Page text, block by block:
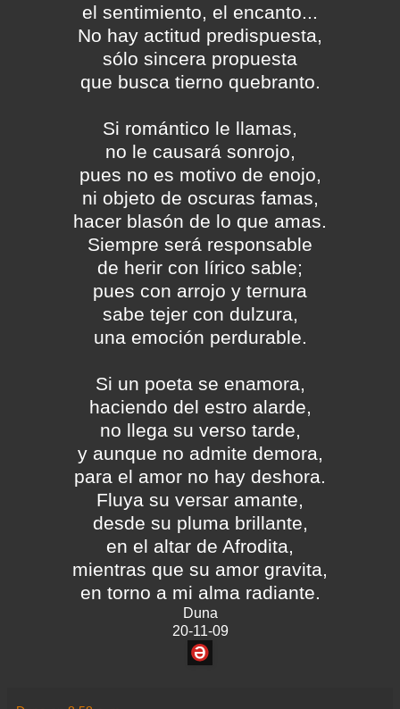
el sentimiento, el encanto...
No hay actitud predispuesta,
sólo sincera propuesta
que busca tierno quebranto.
Si romántico le llamas,
no le causará sonrojo,
pues no es motivo de enojo,
ni objeto de oscuras famas,
hacer blasón de lo que amas.
Siempre será responsable
de herir con lírico sable;
pues con arrojo y ternura
sabe tejer con dulzura,
una emoción perdurable.
Si un poeta se enamora,
haciendo del estro alarde,
no llega su verso tarde,
y aunque no admite demora,
para el amor no hay deshora.
Fluya su versar amante,
desde su pluma brillante,
en el altar de Afrodita,
mientras que su amor gravita,
en torno a mi alma radiante.
Duna
20-11-09